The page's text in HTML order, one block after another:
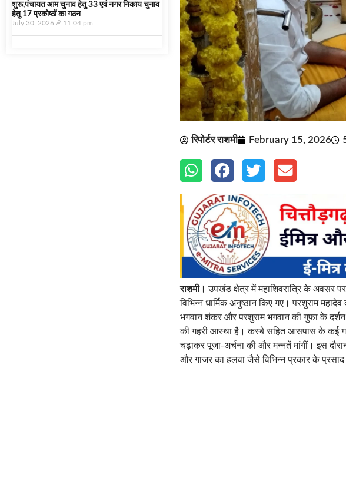
शुरू,पंचायत आम चुनाव हेतु 33 एवं नगर निकाय चुनाव
हेतु 17 प्रकोष्ठों का गठन
July 30, 2026 11:04 pm
रिपोर्टर राशमी February 15, 2026
राशमी। उपखंड क्षेत्र में महाशिवरात्रि के अवसर
विभिन्न धार्मिक अनुष्ठान किए गए। परशुराम
भगवान शंकर और परशुराम भगवान की गुफा के
की गहरी आस्था है। कस्बे सहित आसपास के कई
चढ़ाकर पूजा-अर्चना की और मन्नतें मांगीं। इस
और गाजर का हलवा जैसे विभिन्न प्रकार के प्रसाद